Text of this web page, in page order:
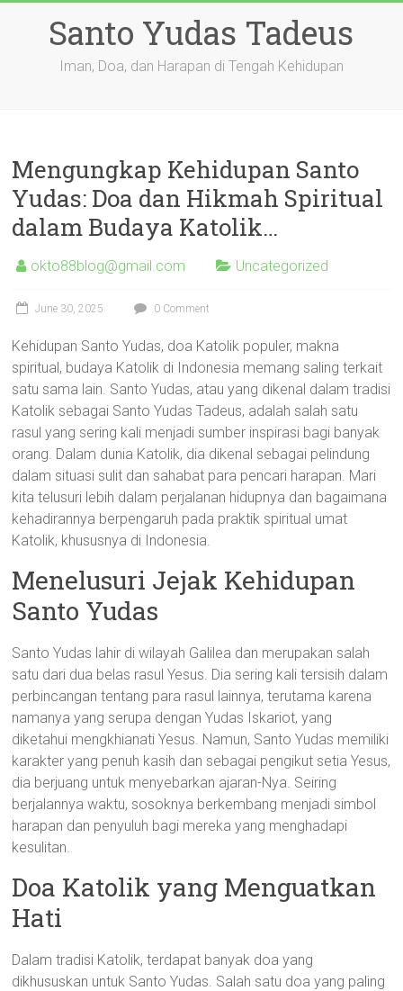
Santo Yudas Tadeus
Iman, Doa, dan Harapan di Tengah Kehidupan
Mengungkap Kehidupan Santo
Yudas: Doa dan Hikmah Spiritual
dalam Budaya Katolik…
okto88blog@gmail.com Uncategorized
June 30, 2025 0 Comment
Kehidupan Santo Yudas, doa Katolik populer, makna
spiritual, budaya Katolik di Indonesia memang saling terkait
satu sama lain. Santo Yudas, atau yang dikenal dalam tradisi
Katolik sebagai Santo Yudas Tadeus, adalah salah satu
rasul yang sering kali menjadi sumber inspirasi bagi banyak
orang. Dalam dunia Katolik, dia dikenal sebagai pelindung
dalam situasi sulit dan sahabat para pencari harapan. Mari
kita telusuri lebih dalam perjalanan hidupnya dan bagaimana
kehadirannya berpengaruh pada praktik spiritual umat
Katolik, khususnya di Indonesia.
Menelusuri Jejak Kehidupan
Santo Yudas
Santo Yudas lahir di wilayah Galilea dan merupakan salah
satu dari dua belas rasul Yesus. Dia sering kali tersisih dalam
perbincangan tentang para rasul lainnya, terutama karena
namanya yang serupa dengan Yudas Iskariot, yang
diketahui mengkhianati Yesus. Namun, Santo Yudas memiliki
karakter yang penuh kasih dan sebagai pengikut setia Yesus,
dia berjuang untuk menyebarkan ajaran-Nya. Seiring
berjalannya waktu, sosoknya berkembang menjadi simbol
harapan dan penyuluh bagi mereka yang menghadapi
kesulitan.
Doa Katolik yang Menguatkan
Hati
Dalam tradisi Katolik, terdapat banyak doa yang
dikhususkan untuk Santo Yudas. Salah satu doa yang paling